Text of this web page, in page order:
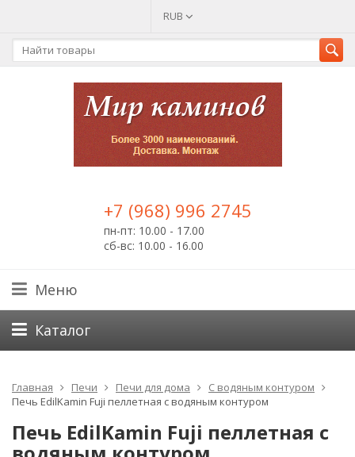
RUB
+7 (968) 996 2745
пн-пт: 10.00 - 17.00
сб-вс: 10.00 - 16.00
Меню
Каталог
Главная Печи Печи для дома
С водяным контуром
Печь EdilKamin Fuji пеллетная с водяным контуром
Печь EdilKamin Fuji пеллетная с